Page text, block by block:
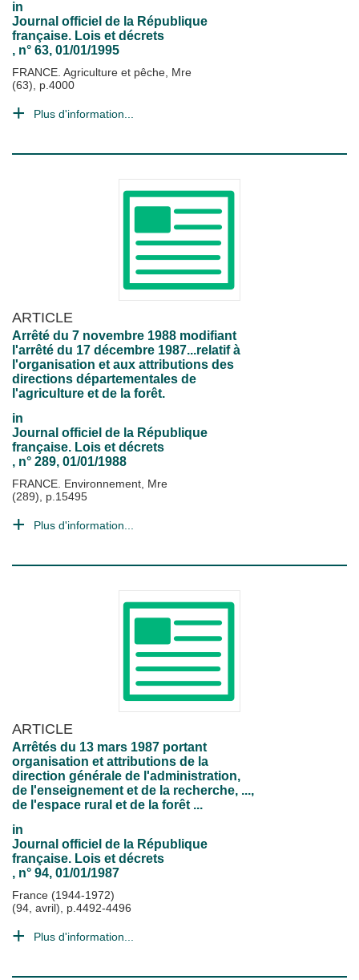
in
Journal officiel de la République
française. Lois et décrets
, n° 63, 01/01/1995
FRANCE. Agriculture et pêche, Mre
(63), p.4000
Plus d'information...
ARTICLE
Arrêté du 7 novembre 1988 modifiant
l'arrêté du 17 décembre 1987...relatif à
l'organisation et aux attributions des
directions départementales de
l'agriculture et de la forêt.
in
Journal officiel de la République
française. Lois et décrets
, n° 289, 01/01/1988
FRANCE. Environnement, Mre
(289), p.15495
Plus d'information...
ARTICLE
Arrêtés du 13 mars 1987 portant
organisation et attributions de la
direction générale de l'administration,
de l'enseignement et de la recherche, ...,
de l'espace rural et de la forêt ...
in
Journal officiel de la République
française. Lois et décrets
, n° 94, 01/01/1987
France (1944-1972)
(94, avril), p.4492-4496
Plus d'information...